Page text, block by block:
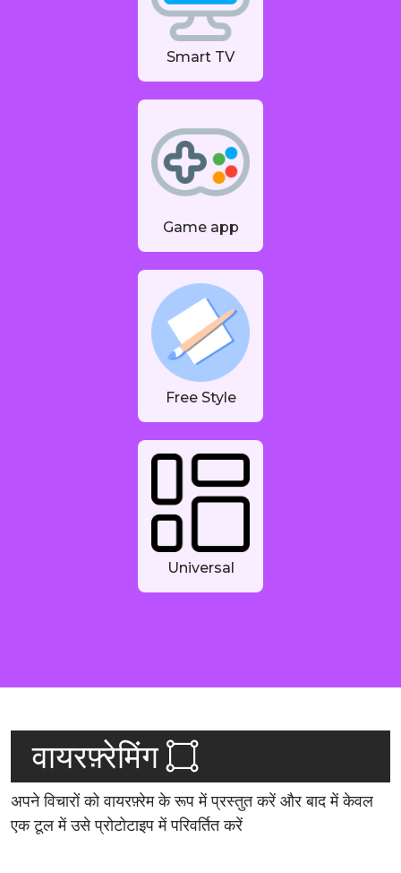
Smart TV
Game app
Free Style
Universal
वायरफ़्रेमिंग
अपने विचारों को वायरफ़्रेम के रूप में प्रस्तुत करें और बाद में केवल
एक टूल में उसे प्रोटोटाइप में परिवर्तित करें